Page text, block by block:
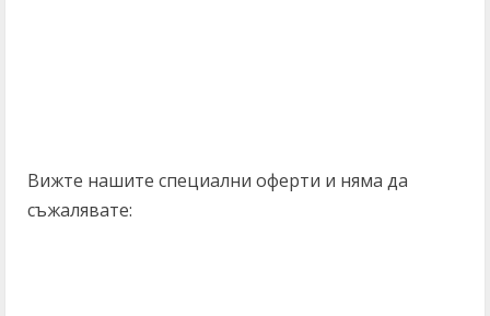
Вижте нашите специални оферти и няма да
съжалявате: